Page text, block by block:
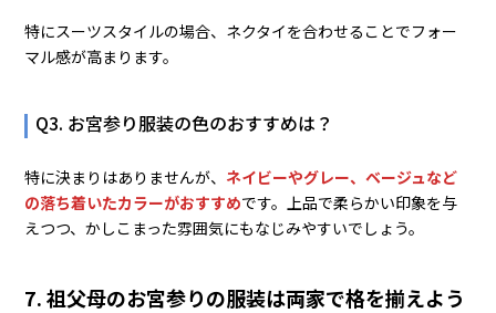
特にスーツスタイルの場合、ネクタイを合わせることでフォー
マル感が高まります。
Q3. お宮参り服装の色のおすすめは？
特に決まりはありませんが、 ネイビーやグレー、ベージュなど
の落ち着いたカラーがおすすめです。上品で柔らかい印象を与
えつつ、かしこまった雰囲気にもなじみやすいでしょう。
7. 祖父母のお宮参りの服装は両家で格を揃えよう